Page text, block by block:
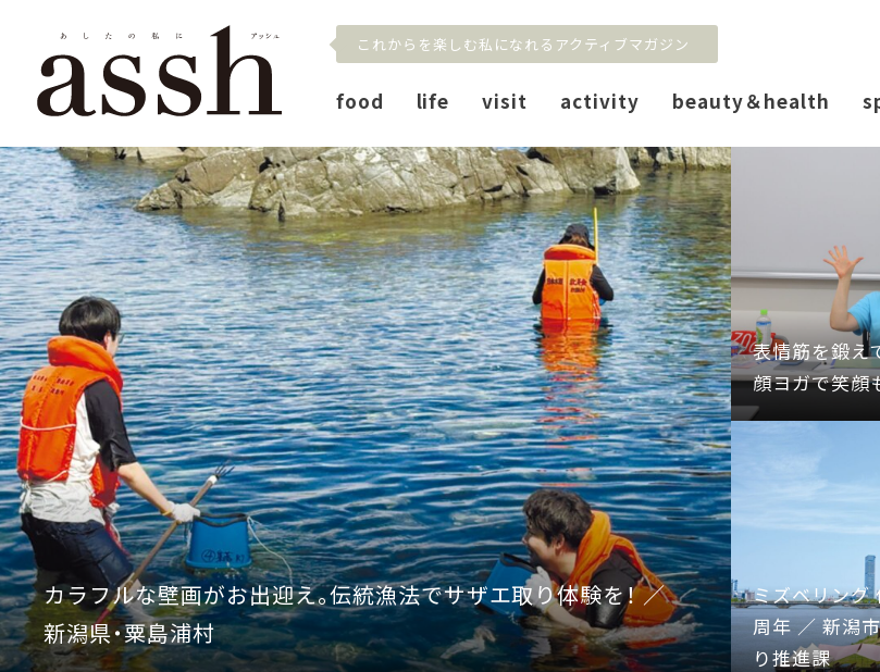
これからを楽しむ私になれるアクティブマガジン
food life visit activity beauty＆health
カラフルな壁画がお出迎え。伝統漁法でサザエ取り体験を！ ／
新潟県・粟島浦村
表情筋を鍛え
顔ヨガで笑顔
ミズベリング
周年 ／ 新潟
り推進課